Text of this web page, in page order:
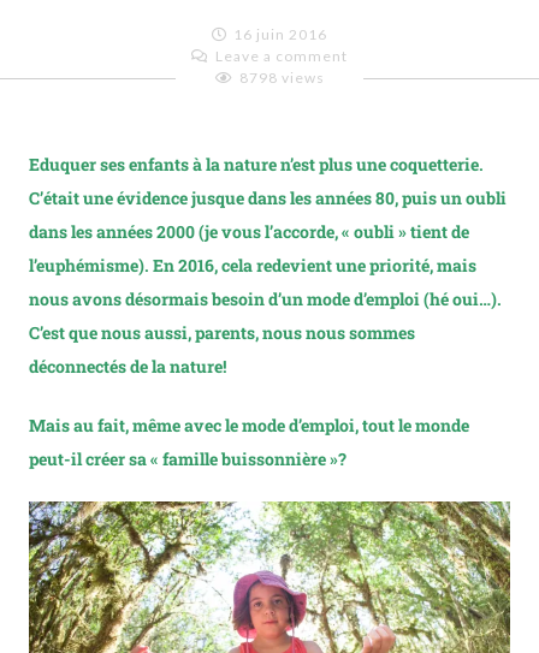
16 juin 2016
Emilie
Leave a comment
8798 views
Eduquer ses enfants à la nature n’est plus une coquetterie.
C’était une évidence jusque dans les années 80, puis un oubli
dans les années 2000 (je vous l’accorde, « oubli » tient de
l’euphémisme). En 2016, cela redevient une priorité, mais
nous avons désormais besoin d’un mode d’emploi (hé oui…).
C’est que nous aussi, parents, nous nous sommes
déconnectés de la nature!
Mais au fait, même avec le mode d’emploi, tout le monde
peut-il créer sa « famille buissonnière »?